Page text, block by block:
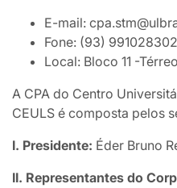
E-mail:
Fone: (93) 991028302
Local: Bloco 11 -Térreo
A CPA do Centro
CEULS é composta pelos
I. Presidente: Éder Bruno
II. Representantes do